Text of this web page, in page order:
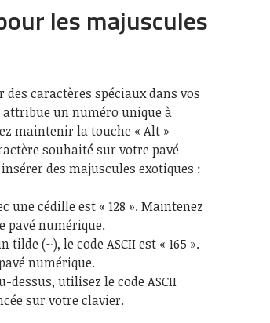
les majuscules
des caractères spéciaux dans vos
attribue un numéro unique à
maintenir la touche « Alt »
souhaité sur votre pavé
des majuscules exotiques :
une cédille est « 128 ». Maintenez
pavé numérique.
(~), le code ASCII est « 165 ».
numérique.
dessus, utilisez le code ASCII
sur votre clavier.